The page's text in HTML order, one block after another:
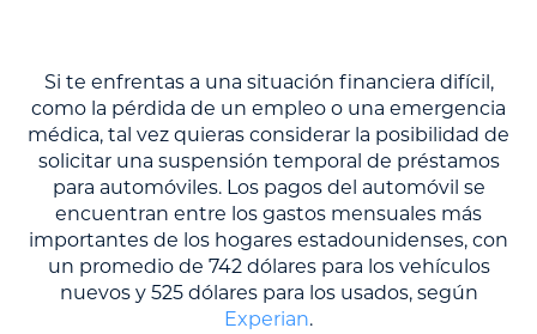
Si te enfrentas a una situación financiera difícil,
como la pérdida de un empleo o una emergencia
médica, tal vez quieras considerar la posibilidad de
solicitar una suspensión temporal de préstamos
para automóviles. Los pagos del automóvil se
encuentran entre los gastos mensuales más
importantes de los hogares estadounidenses, con
un promedio de 742 dólares para los vehículos
nuevos y 525 dólares para los usados, según
Experian.